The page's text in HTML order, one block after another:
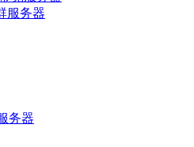
服务器
务器